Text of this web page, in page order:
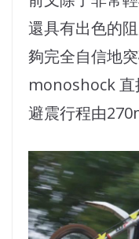
還具有出色的
夠完全自信地
monoshock 直
避震行程由